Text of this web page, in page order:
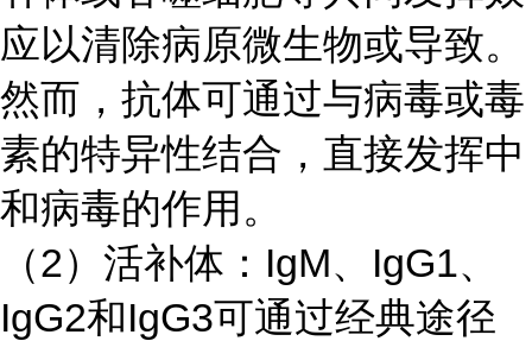
应以清除病原微生物或导致。
然而，抗体可通过与病毒或毒
素的特异性结合，直接发挥中
和病毒的作用。
（2）活补体：IgM、IgG1、
IgG2和IgG3可通过经典途径